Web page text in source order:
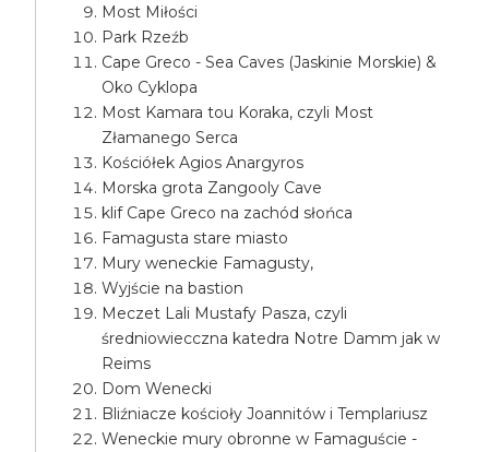
Most Miłości
Park Rzeźb
Cape Greco - Sea Caves (Jaskinie Morskie) &
Oko Cyklopa
Most Kamara tou Koraka, czyli Most
Złamanego Serca
Kościółek Agios Anargyros
Morska grota Zangooly Cave
klif Cape Greco na zachód słońca
Famagusta stare miasto
Mury weneckie Famagusty,
Wyjście na bastion
Meczet Lali Mustafy Pasza, czyli
średniowiecczna katedra Notre Damm jak w
Reims
Dom Wenecki
Bliźniacze kościoły Joannitów i Templariusz
Weneckie mury obronne w Famaguście -